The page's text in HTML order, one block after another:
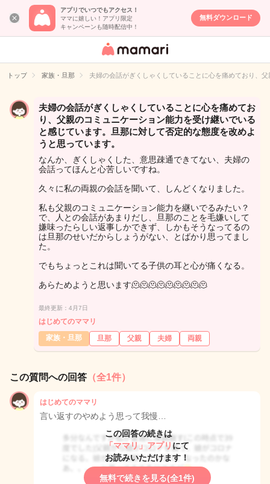
アプリでいつでもアクセス！
ママに嬉しい！アプリ限定
キャンペーンも随時配信中！
無料ダウンロード
女性専用匿名QA
イト
トップ 家族・旦那 夫婦の会話がぎくしゃくしていることに心を痛めており、
夫婦の会話がぎくしゃくしていることに心を痛めてお
り、父親のコミュニケーション能力を受け継いでいる
と感じています。旦那に対して否定的な態度を改めよ
うと思っています。
なんか、ぎくしゃくした、意思疎通できてない、夫婦の
会話ってほんと心苦しいですね。
久々に私の両親の会話を聞いて、しんどくなりました。
私も父親のコミュニケーション能力を継いでるみたい？
で、人との会話があまりだし、旦那のことを毛嫌いして
嫌味ったらしい返事しかできず、しかもそうなってるの
は旦那のせいだからしょうがない、とばかり思ってまし
た。
でもちょっとこれは聞いてる子供の耳と心が痛くなる。
あらためようと思います🫠🫠🫠🫠🫠🫠🫠🫠🫠
最終更新：4月7日
はじめてのママリ
家族・旦那
旦那 父親 夫婦 両親
この質問への回答 （全1件）
はじめてのママリ
言い返すのやめよう思って我慢…
この回答の続きは
「ママリ」アプリ にて
お読みいただけます！
無料で続きを見る(全1件)